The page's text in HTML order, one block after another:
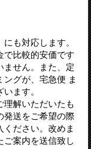
も対応します。
で比較的安価です
ません。また、定
グが、宅急便 ま
います。
理解いただいたも
発送をご希望の際
ださい。改めま
ご案内を送信致し